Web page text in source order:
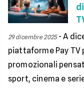
29 dicembre 2025-A
piattaforme Pay
promozionali
sport, cinema e